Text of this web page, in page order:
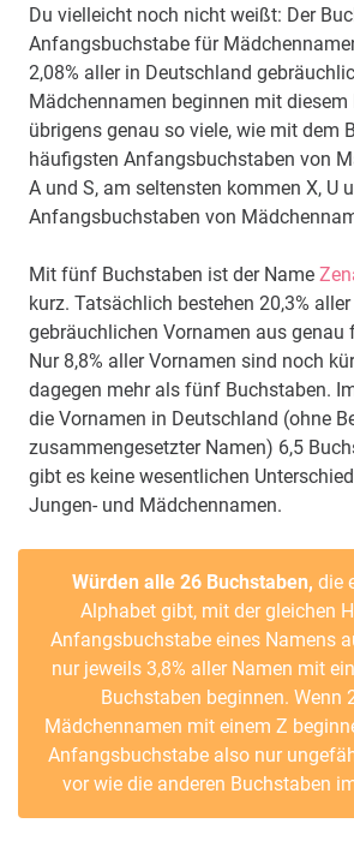
Du vielleicht noch nicht weißt: Der
Anfangsbuchstabe für
2,08% aller in Deutschland
Mädchennamen beginnen mit diesem
übrigens genau so viele, wie mit dem
häufigsten Anfangsbuchstaben von
A und S, am seltensten kommen X, U
Anfangsbuchstaben von
Mit fünf Buchstaben ist der Name
kurz. Tatsächlich bestehen 20,3%
gebräuchlichen Vornamen aus genau
Nur 8,8% aller Vornamen sind noch
dagegen mehr als fünf Buchstaben.
die Vornamen in Deutschland (ohne
zusammengesetzter Namen) 6,5
gibt es keine wesentlichen
Jungen- und Mädchennamen.
Würden alle 26 Buchstaben, die
Alphabet gibt, mit der gleichen
Anfangsbuchstabe eines Namens
nur jeweils 3,8% aller Namen mit
Buchstaben beginnen. Wenn
Mädchennamen mit einem Z
Anfangsbuchstabe also nur
vor wie die anderen Buchstaben